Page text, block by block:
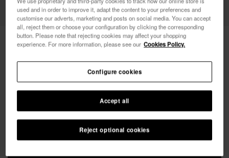
Havaianas Pochette Plus Metallic
LIVRAISON OFFERTE sur toutes les commandes
je veux 10% de
réduction
used and in order to improve it, adapt the content to your preferences and
customise our adverts, marketing and posts on social media. You can accept
all, reject them or choose your configuration by clicking the corresponding
button. Please note that rejecting cookies may affect your shopping
experience. For more information, please see our Cookies Policy.
Reject optional cookies
Accept all
Configure cookies